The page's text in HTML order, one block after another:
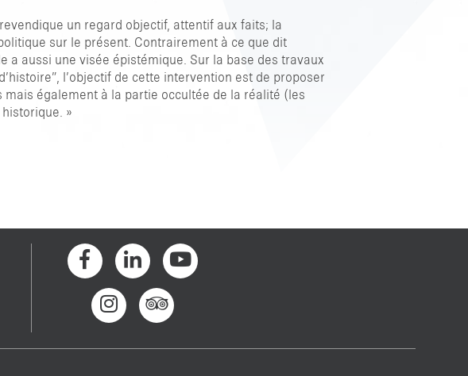
un regard objectif, attentif aux faits; la
sur le présent. Contrairement à ce que dit
a aussi une visée épistémique. Sur la base des travaux
l’objectif de cette intervention est de proposer
également à la partie occultée de la réalité (les
»